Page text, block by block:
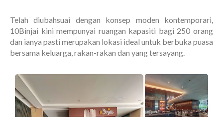
Telah diubahsuai dengan konsep moden kontemporari,
10Binjai kini mempunyai ruangan kapasiti bagi 250 orang
dan ianya pasti merupakan lokasi ideal untuk berbuka puasa
bersama keluarga, rakan-rakan dan yang tersayang.